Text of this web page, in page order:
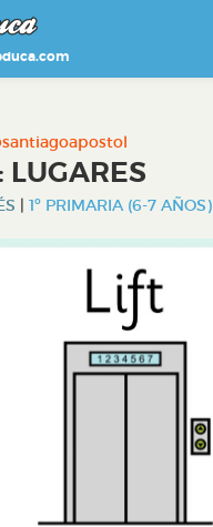
LUGARES
| 1º PRIMARIA (6-7 AÑOS)